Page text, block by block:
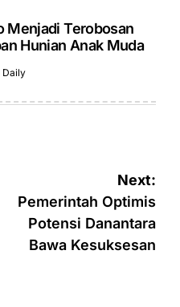
Menjadi Terobosan
Hunian Anak Muda
Daily
Next:
Pemerintah Optimis
Potensi Danantara
Bawa Kesuksesan